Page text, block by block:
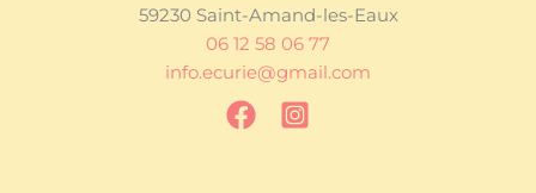
59230 Saint-Amand-les-Eaux
06 12 58 06 77
info.ecurie@gmail.com